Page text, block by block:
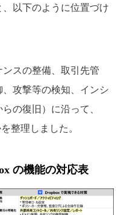
以下のように位置づけ
スの整備、取引先管
攻撃等の検知、インシ
の復旧）に沿って、
整理しました。
の機能の対応表